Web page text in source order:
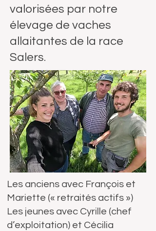
valorisées par notre
élevage de vaches
allaitantes de la race
Salers.
Les anciens avec François et
Mariette (« retraités actifs »)
Les jeunes avec Cyrille (chef
d’exploitation) et Cécilia